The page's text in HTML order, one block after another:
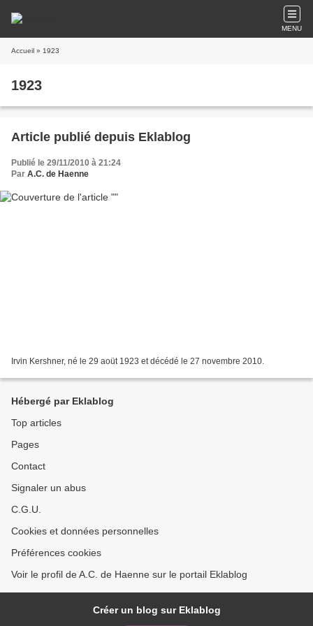
MENU
Accueil » 1923
1923
Article publié depuis Eklablog
Publié le 29/11/2010 à 21:24
Par A.C. de Haenne
Irvin Kershner, né le 29 aoüt 1923 et décédé le 27 novembre 2010.
Hébergé par Eklablog
Top articles
Pages
Contact
Signaler un abus
C.G.U.
Cookies et données personnelles
Préférences cookies
Voir le profil de A.C. de Haenne sur le portail Eklablog
Créer un blog sur Eklablog